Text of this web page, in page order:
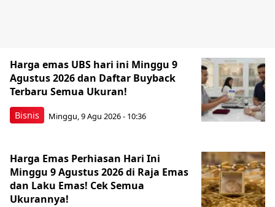
Bisnis
Harga emas UBS hari ini Minggu 9
Agustus 2026 dan Daftar Buyback
Terbaru Semua Ukuran!
Minggu, 9 Agu 2026 - 10:36
Harga Emas Perhiasan Hari Ini
Minggu 9 Agustus 2026 di Raja Emas
dan Laku Emas! Cek Semua
Ukurannya!